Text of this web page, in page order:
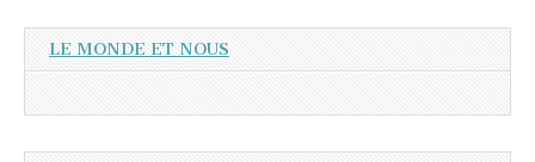
LE MONDE ET NOUS